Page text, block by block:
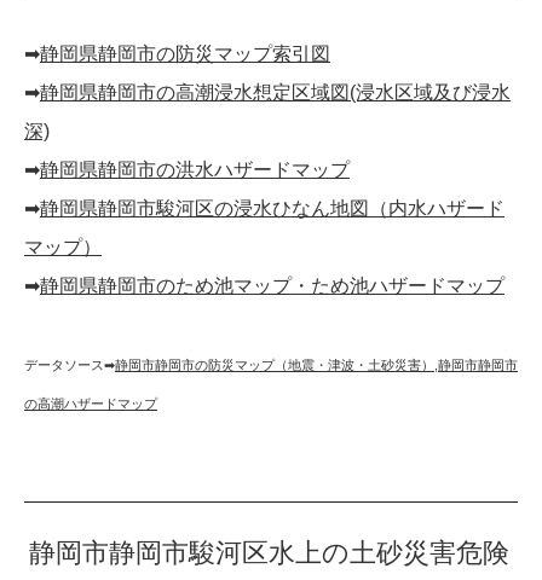
➡︎静岡県静岡市の防災マップ索引図
➡︎静岡県静岡市の高潮浸水想定区域図(浸水区域及び浸水
深)
➡︎静岡県静岡市の洪水ハザードマップ
➡︎静岡県静岡市駿河区の浸水ひなん地図（内水ハザード
マップ）
➡︎静岡県静岡市のため池マップ・ため池ハザードマップ
データソース➡︎静岡市静岡市の防災マップ（地震・津波・土砂災害） 静岡市静岡市
の高潮ハザードマップ
静岡市静岡市駿河区水上の土砂災害危険